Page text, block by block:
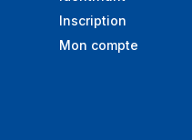
Inscription
Mon compte